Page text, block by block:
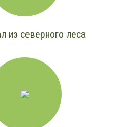
из северного леса